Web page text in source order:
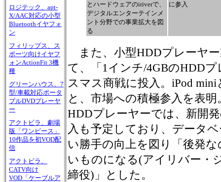
ロジテック、apt-
X/AAC対応の小型
Bluetoothイヤフォ
ン
フィリップス、ス
ポーツ向けイヤフ
ォンActionFit 3機
種
グリーンハウス、7
型/車載対応ポータ
ブルDVDプレーヤ
ー
アクトビラ、劇場
版「ワンピース」
10作品を初VOD配
信
アクトビラ、
CATV向け
VOD「ケーブルア
とハードウェアのiriverで、
デジタルエンターテインメ
ント分野での事業拡大を図
る
に参入
また、小型HDDプレーヤ
て、「1インチ/4GBのHDD
スマス商戦に投入。iPod
と、市場への積極参入を表
HDDプレーヤーでは、新開
入も予定しており、データ
い勝手の向上を図り「後発
いものになる(アイリバー・
締役)」とした。